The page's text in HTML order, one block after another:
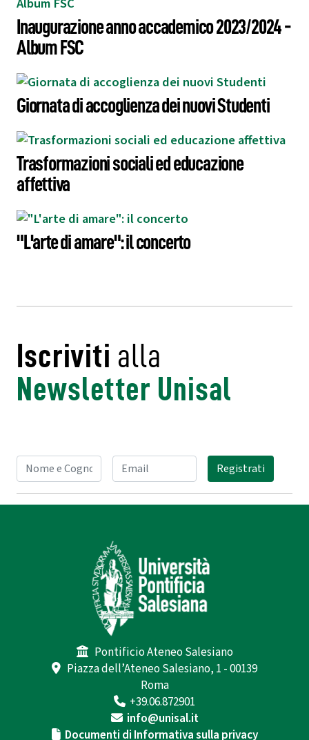
Inaugurazione anno accademico 2023/2024 -
Album FSC
Giornata di accoglienza dei nuovi Studenti
Trasformazioni sociali ed educazione
affettiva
"L'arte di amare": il concerto
Iscriviti alla
Newsletter Unisal
Registrati
Pontificio Ateneo Salesiano
Piazza dell’Ateneo Salesiano, 1 - 00139
Roma
+39.06.872901
info@unisal.it
Documenti di Informativa sulla privacy